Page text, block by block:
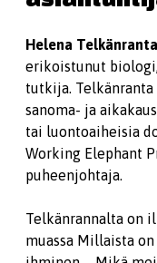
Helena Telkänranta
erikoistunut
tutkija.
sanoma- ja
tai luontoaiheisia
Working Elephant
puheenjohtaja.
Telkänrannalta on
muassa Millaista